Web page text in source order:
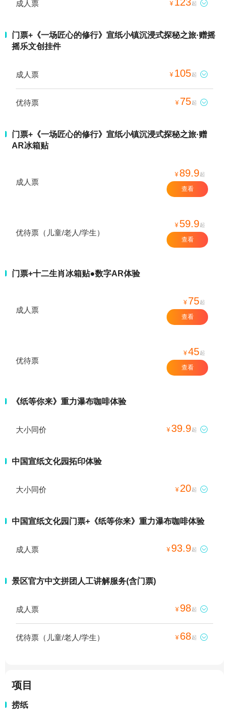
成人票 ¥ 起 
门票+《一场匠心的修行》宣纸小镇沉浸式探秘之旅·赠摇
摇乐文创挂件
成人票 ¥ 105起 
优待票 ¥ 75起 
门票+《一场匠心的修行》宣纸小镇沉浸式探秘之旅·赠
AR冰箱贴
成人票
¥ 89.9起
查看
优待票（儿童/老人/学生）
¥ 59.9起
查看
门票+十二生肖冰箱贴●数字AR体验
成人票
¥ 75起
查看
优待票
¥45起
查看
《纸等你来》重力瀑布咖啡体验
大小同价 ¥39.9起 
中国宣纸文化园拓印体验
大小同价 ¥ 20起 
中国宣纸文化园门票+《纸等你来》重力瀑布咖啡体验
成人票 ¥ 93.9起 
景区官方中文拼团人工讲解服务(含门票)
成人票 ¥ 98起 
优待票（儿童/老人/学生） ¥ 68起 
项目
捞纸